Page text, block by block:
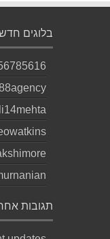
בלוגים
תגובות